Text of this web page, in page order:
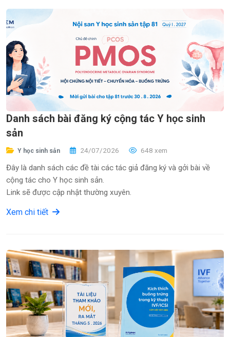
Danh sách bài đăng ký cộng tác Y học sinh
sản
Y học sinh sản 24/07/2026 648 xem
Đây là danh sách các đề tài các tác giả đăng ký và gởi bài về
cộng tác cho Y học sinh sản.
Link sẽ được cập nhật thường xuyên.
Xem chi tiết